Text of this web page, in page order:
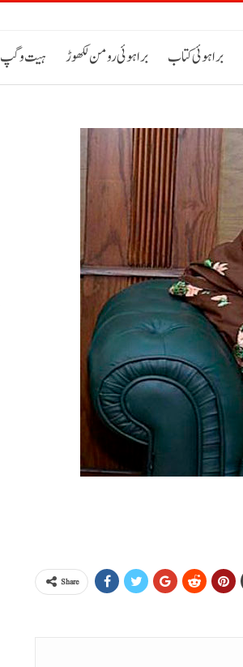
ہیت و گپ براہوئی رومن لکھوڑ براہوئی کتاب
Share